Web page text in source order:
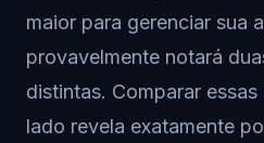
maior para gerenciar sua
provavelmente notará
distintas. Comparar
lado revela exatamente